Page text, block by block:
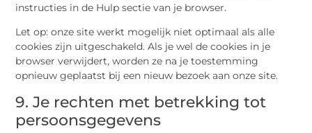
instructies in de Hulp sectie van je browser.
Let op: onze site werkt mogelijk niet optimaal als alle
cookies zijn uitgeschakeld. Als je wel de cookies in je
browser verwijdert, worden ze na je toestemming
opnieuw geplaatst bij een nieuw bezoek aan onze site.
9. Je rechten met betrekking tot
persoonsgegevens